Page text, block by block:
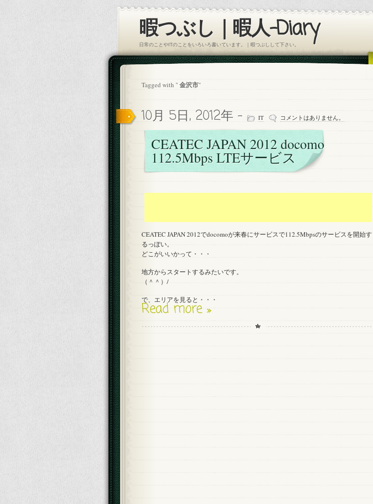
暇つぶし｜暇人-Diary
日常のことやITのことをいろいろ書いています。｜暇つぶしして下さい。
Tagged with "金沢市"
10月 5日, 2012年 - IT コメントはありません。
CEATEC JAPAN 2012 docomo
112.5Mbps LTEサービス
CEATEC JAPAN 2012でdocomoが来春にサービスで112.5Mbpsのサービスを開始す
るっぽい。
どこがいいかって・・・
地方からスタートするみたいです。
（＾＾）/
で、エリアを見ると・・・
Read more »